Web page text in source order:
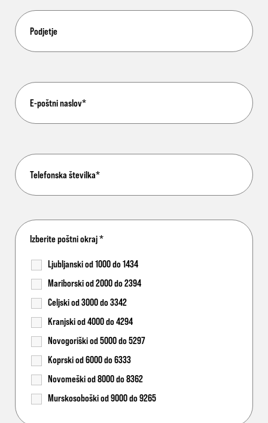
Izberite poštni okraj*
Ljubljanski od 1000 do 1434
Mariborski od 2000 do 2394
Celjski od 3000 do 3342
Kranjski od 4000 do 4294
Novogoriški od 5000 do 5297
Koprski od 6000 do 6333
Novomeški od 8000 do 8362
Murskosoboški od 9000 do 9265